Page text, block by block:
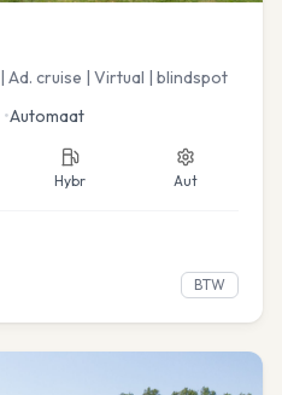
cruise | Virtual | blindspot
•Automaat
Hybr Aut
BTW